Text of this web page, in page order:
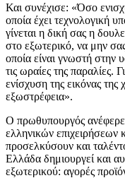
Και συνέχισε: «Όσο
οποία έχει τεχνολογική
γίνεται η δική σας η
στο εξωτερικό, να μην
οποία είναι γνωστή στην
τις ωραίες της παραλίες.
ενίσχυση της εικόνας της
εξωστρέφεια».
Ο πρωθυπουργός ανέφερε
ελληνικών επιχειρήσεων
προσελκύσουν και
Ελλάδα δημιουργεί και
εξωτερικού: αγορές